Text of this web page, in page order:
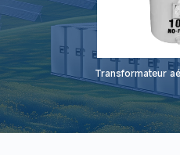
Transformateur aérien monophasé